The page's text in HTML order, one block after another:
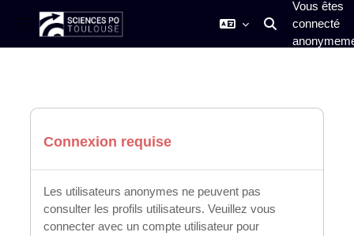
Panneau latéral Activer/
Vous êtes
connecté
Connexion requise
Les utilisateurs anonymes ne peuvent pas
consulter les profils utilisateurs. Veuillez vous
connecter avec un compte utilisateur pour